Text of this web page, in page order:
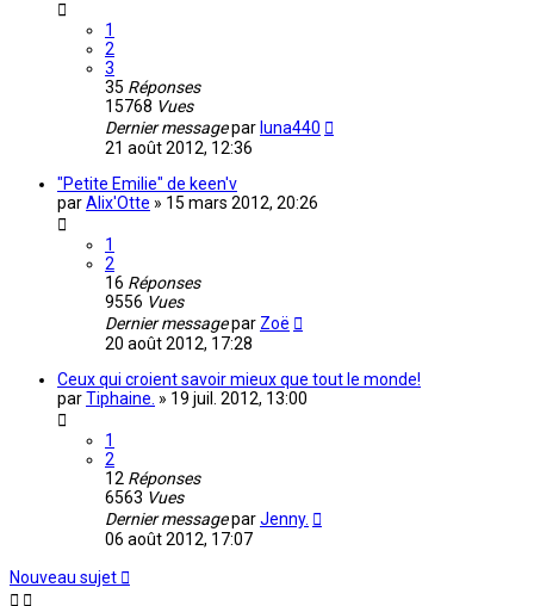
1
2
3
35 Réponses
15768 Vues
Dernier messagepar luna440
21 août 2012, 12:36
"Petite Emilie" de keen'v
parAlix'Otte » 15 mars 2012, 20:26
1
2
16 Réponses
9556 Vues
Dernier messagepar Zoë
20 août 2012, 17:28
Ceux qui croient savoir mieux que tout le monde!
parTiphaine. » 19 juil. 2012, 13:00
1
2
12 Réponses
6563 Vues
Dernier messageparJenny.
06 août 2012, 17:07
Nouveau sujet